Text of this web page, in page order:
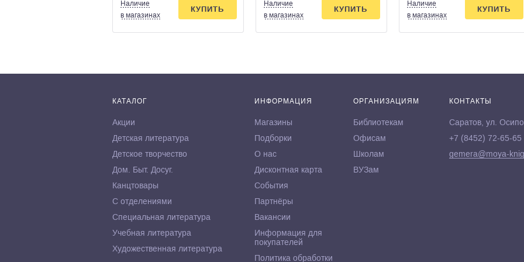
Наличие
в магазинах
КУПИТЬ
Наличие
в магазинах
КУПИТЬ
Наличие
в магазинах
КУПИТЬ
КАТАЛОГ
Акции
Детская литература
Детское творчество
Дом. Быт. Досуг.
Канцтовары
С отделениями
Специальная литература
Учебная литература
Художественная литература
ИНФОРМАЦИЯ
Магазины
Подборки
О нас
Дисконтная карта
События
Партнёры
Вакансии
Информация для
покупателей
Политика обработки
ОРГАНИЗАЦИЯМ
Библиотекам
Офисам
Школам
ВУЗам
КОНТАКТЫ
Саратов, ул.
+7 (8452) 72-65-65
gemera@moya-